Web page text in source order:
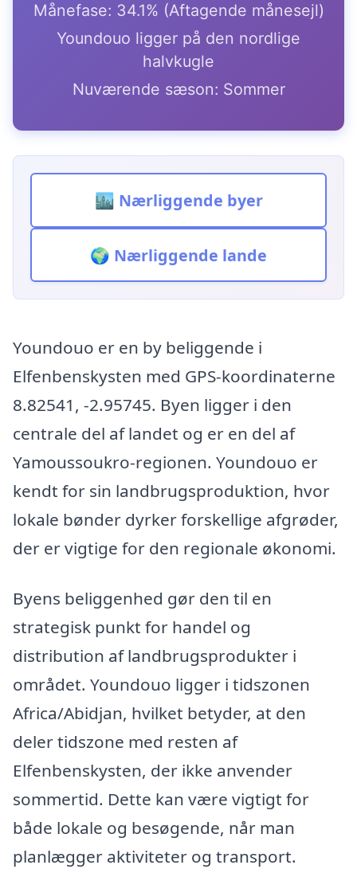
Månefase: 34.1% (Aftagende månesejl)
Youndouo ligger på den nordlige
halvkugle
Nuværende sæson: Sommer
🏙️ Nærliggende byer
🌍 Nærliggende lande
Youndouo er en by beliggende i
Elfenbenskysten med GPS-koordinaterne
8.82541, -2.95745. Byen ligger i den
centrale del af landet og er en del af
Yamoussoukro-regionen. Youndouo er
kendt for sin landbrugsproduktion, hvor
lokale bønder dyrker forskellige afgrøder,
der er vigtige for den regionale økonomi.
Byens beliggenhed gør den til en
strategisk punkt for handel og
distribution af landbrugsprodukter i
området. Youndouo ligger i tidszonen
Africa/Abidjan, hvilket betyder, at den
deler tidszone med resten af
Elfenbenskysten, der ikke anvender
sommertid. Dette kan være vigtigt for
både lokale og besøgende, når man
planlægger aktiviteter og transport.